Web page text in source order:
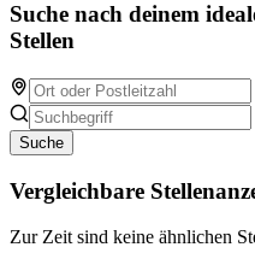
Suche nach deinem
Stellen
Suche
Vergleichbare
Zur Zeit sind keine ähnlichen